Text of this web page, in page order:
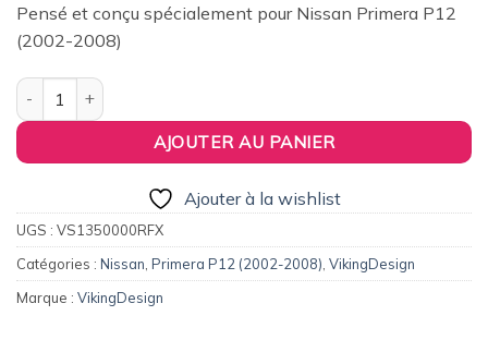
Pensé et conçu spécialement pour Nissan Primera P12
(2002-2008)
quantité de Paupières de phares pour Nissan Primera P12
AJOUTER AU PANIER
Ajouter à la wishlist
UGS : VS1350000RFX
Catégories : Nissan, Primera P12 (2002-2008), VikingDesign
Marque : VikingDesign